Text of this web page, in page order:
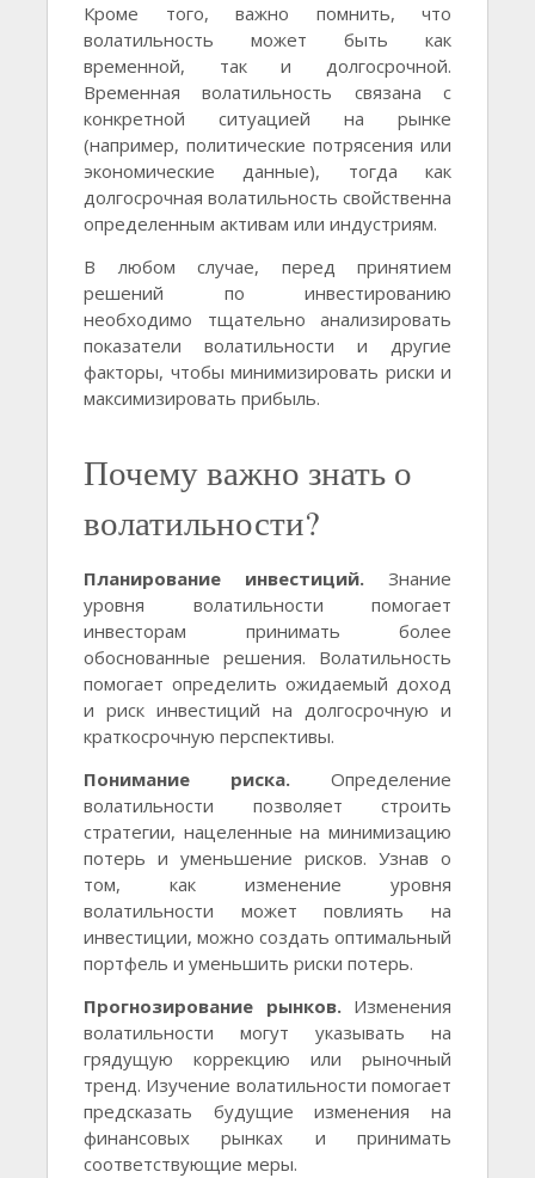
Кроме того, важно помнить, что
волатильность может быть как
временной, так и долгосрочной.
Временная волатильность связана с
конкретной ситуацией на рынке
(например, политические потрясения или
экономические данные), тогда как
долгосрочная волатильность свойственна
определенным активам или индустриям.
В любом случае, перед принятием
решений по инвестированию
необходимо тщательно анализировать
показатели волатильности и другие
факторы, чтобы минимизировать риски и
максимизировать прибыль.
Почему важно знать о
волатильности?
Планирование инвестиций. Знание
уровня волатильности помогает
инвесторам принимать более
обоснованные решения. Волатильность
помогает определить ожидаемый доход
и риск инвестиций на долгосрочную и
краткосрочную перспективы.
Понимание риска. Определение
волатильности позволяет строить
стратегии, нацеленные на минимизацию
потерь и уменьшение рисков. Узнав о
том, как изменение уровня
волатильности может повлиять на
инвестиции, можно создать оптимальный
портфель и уменьшить риски потерь.
Прогнозирование рынков.Изменения
волатильности могут указывать на
грядущую коррекцию или рыночный
тренд. Изучение волатильности помогает
предсказать будущие изменения на
финансовых рынках и принимать
соответствующие меры.